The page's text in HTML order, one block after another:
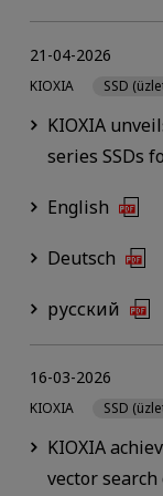
KIOXIA
series SSDs
21-04-2026
KIOXIA SSD
English
Deutsch
русский
KIOXIA
vector
16-03-2026
KIOXIA SSD